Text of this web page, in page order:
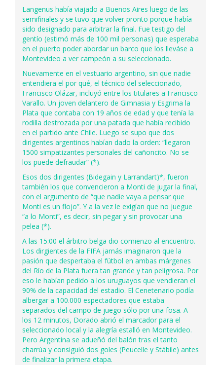
Langenus había viajado a Buenos Aires luego de las
semifinales y se tuvo que volver pronto porque había
sido designado para arbitrar la final. Fue testigo del
gentío (estimó más de 100 mil personas) que esperaba
en el puerto poder abordar un barco que los lleváse a
Montevideo a ver campeón a su seleccionado.
Nuevamente en el vestuario argentino, sin que nadie
entendiera el por qué, el técnico del seleccionado,
Francisco Olázar, incluyó entre los titulares a Francisco
Varallo. Un joven delantero de Gimnasia y Esgrima la
Plata que contaba con 19 años de edad y que tenía la
rodilla destrozada por una patada que había recibido
en el partido ante Chile. Luego se supo que dos
dirigentes argentinos habían dado la orden: “llegaron
1500 simpatizantes personales del cañoncito. No se
los puede defraudar” (*).
Esos dos dirigentes (Bidegain y Larrandart)*, fueron
también los que convencieron a Monti de jugar la final,
con el argumento de “que nadie vaya a pensar que
Monti es un flojo”. Y a la vez le exigían que no juegue
“a lo Monti”, es decir, sin pegar y sin provocar una
pelea (*).
A las 15:00 el árbitro belga dio comienzo al encuentro.
Los dirgientes de la FIFA jamás imaginaron que la
pasión que despertaba el fútbol en ambas márgenes
del Río de la Plata fuera tan grande y tan peligrosa. Por
eso le habían pedido a los uruguayos que vendieran el
90% de la capacidad del estadio. El Cenetenario podía
albergar a 100.000 espectadores que estaba
separados del campo de juego sólo por una fosa. A
los 12 minutos, Dorado abrió el marcador para el
seleccionado local y la alegría estalló en Montevideo.
Pero Argentina se adueñó del balón tras el tanto
charrúa y consiguió dos goles (Peucelle y Stábile) antes
de finalizar la primera etapa.